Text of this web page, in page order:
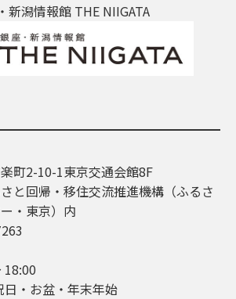
新潟情報館 THE NIIGATA
町2-10-1東京交通会館8F
と回帰・移住交流推進機構（ふるさ
・東京）内
18:00
・お盆・年末年始